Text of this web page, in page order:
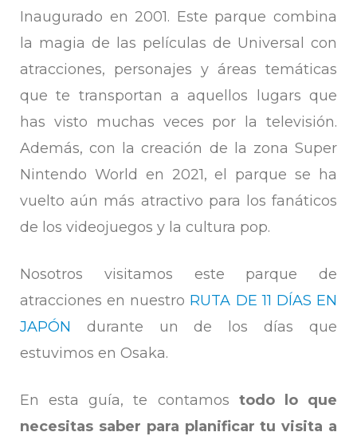
Inaugurado en 2001. Este parque combina
la magia de las películas de Universal con
atracciones, personajes y áreas temáticas
que te transportan a aquellos lugars que
has visto muchas veces por la televisión.
Además, con la creación de la zona Super
Nintendo World en 2021, el parque se ha
vuelto aún más atractivo para los fanáticos
de los videojuegos y la cultura pop.
Nosotros visitamos este parque de
atracciones en nuestro RUTA DE 11 DÍAS EN
JAPÓN durante un de los días que
estuvimos en Osaka.
En esta guía, te contamos todo lo que
necesitas saber para planificar tu visita a